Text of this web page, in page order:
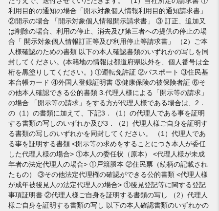
利用目的の通知の場合「開示対象個人情報利用目的通知請求書」
②開示の場合 「開示対象個人情報開示請求書」 ③ 訂正、追加又
は削除の場合、利用の停止、消去及び第三者への提供の停止の場
合「 開示対象個人情報訂正等及び利用停止等請求書」 （2）ご本
人様確認のための書類 以下の本人確認書類のいずれかの写しを同
封してください。(本籍地の情報は都道府県以外を、個人番号は全
桁を黒塗りしてください。) ①運転免許証 ②パスポート ③住民基
本台帳カード ④外国人登録証明書 ⑤健康保険の被保険者証 ⑥そ
の他本人確認できる公的書類 3.代理人様による「開示等の請求」
の場合 「開示等の請求」をする方が代理人様である場合は、2．
の（1）の書類に加えて、下記3．（1）の代理人である事を証明
する書類の写しのいずれか及び3．（2）代理人様ご自身を証明す
る書類の写しのいずれかを同封してください。 （1）代理人であ
る事を証明する書類 <開示等の求めをすることにつき本人が委任
した代理人様の場合> ①本人の委任状（原本） <代理人様が未成
年者の法定代理人の場合> ①戸籍謄本 ②住民票（続柄の記載され
たもの） ③その他法定代理権の確認ができる公的書類 <代理人様
が成年被後見人の法定代理人の場合> ①後見登記等に関する登記
事項証明書 ②代理人様ご自身を証明する書類の写し （2）代理人
様ご自身を証明する書類の写し 以下の本人確認書類のいずれかの